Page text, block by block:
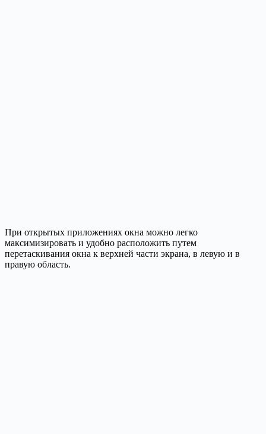
При открытых приложениях окна можно легко
максимизировать и удобно расположить путем
перетаскивания окна к верхней части экрана, в левую и в
правую область.